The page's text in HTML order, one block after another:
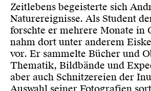
Zeitlebens begeisterte sich
Naturereignisse. Als Student
forschte er mehrere Monate in
nahm dort unter anderem
vor. Er sammelte Bücher und
Thematik, Bildbände und
aber auch Schnitzereien der
Auswahl seiner Fotografien